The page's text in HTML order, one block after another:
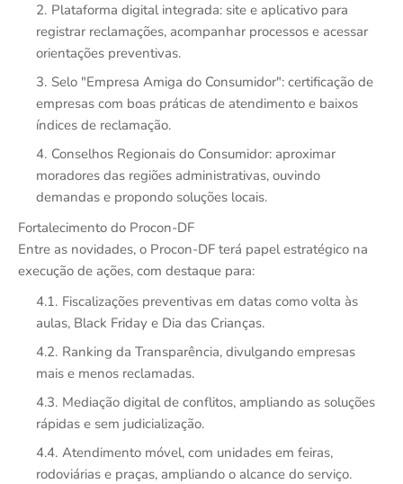
Plataforma digital integrada: site e aplicativo para
registrar reclamações, acompanhar processos e acessar
orientações preventivas.
Selo "Empresa Amiga do Consumidor": certificação de
empresas com boas práticas de atendimento e baixos
índices de reclamação.
Conselhos Regionais do Consumidor: aproximar
moradores das regiões administrativas, ouvindo
demandas e propondo soluções locais.
Fortalecimento do Procon-DF
Entre as novidades, o Procon-DF terá papel estratégico na
execução de ações, com destaque para:
Fiscalizações preventivas em datas como volta às
aulas, Black Friday e Dia das Crianças.
Ranking da Transparência, divulgando empresas
mais e menos reclamadas.
Mediação digital de conflitos, ampliando as soluções
rápidas e sem judicialização.
Atendimento móvel, com unidades em feiras,
rodoviárias e praças, ampliando o alcance do serviço.